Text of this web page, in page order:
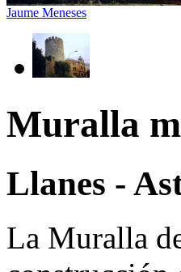
Jaume Meneses
Muralla
Llanes -
La Muralla